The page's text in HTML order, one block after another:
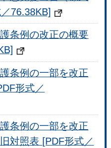
76.38KB]
条例の改正の概要
条例の一部を改正
形式／
条例の一部を改正
対照表 [PDF形式／